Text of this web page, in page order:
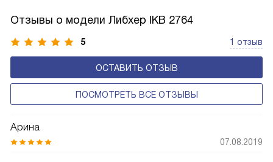
с панелью, выполняющей функцию «сухой стенки». Такие
устройства обеспечивают более комфортную
эксплуатацию и чаще всего оснащены нулевой зоной
свежести BioFresh 0°C. Они встречаются в сериях Plus,
Prime и Peak.
Отзывы о модели Либхер IKB 2764
5 1 отзыв
ОСТАВИТЬ ОТЗЫВ
ПОСМОТРЕТЬ ВСЕ ОТЗЫВЫ
Арина
07.08.2019